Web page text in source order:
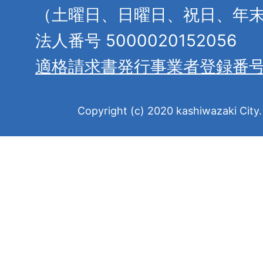
（土曜日、日曜日、祝日、年
法人番号 5000020152056
適格請求書発行事業者登録番
Copyright (c) 2020 kashiwazaki